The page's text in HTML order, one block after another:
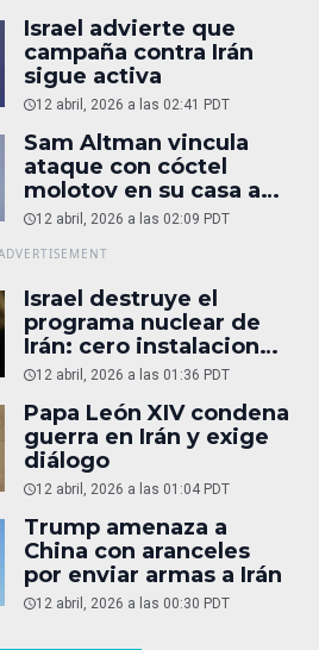
Israel advierte que
campaña contra Irán
sigue activa
12 abril, 2026 a las 02:41 PDT
Sam Altman vincula
ataque con cóctel
molotov en su casa a
reportaje
12 abril, 2026 a las 02:09 PDT
Israel destruye el
programa nuclear de
Irán: cero instalaciones
operativas
12 abril, 2026 a las 01:36 PDT
Papa León XIV condena
guerra en Irán y exige
diálogo
12 abril, 2026 a las 01:04 PDT
Trump amenaza a
China con aranceles
por enviar armas a Irán
12 abril, 2026 a las 00:30 PDT